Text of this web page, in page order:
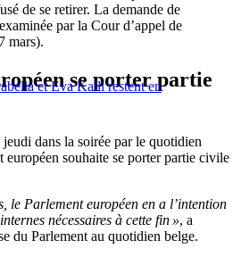
de se retirer. La demande de
par la Cour d’appel de
mars).
et Eva Kaili restent en
se porter partie
dans la soirée par le quotidien
européen souhaite se porter partie civile
le Parlement européen en a l’intention
nécessaires à cette fin », a
du Parlement au quotidien belge.